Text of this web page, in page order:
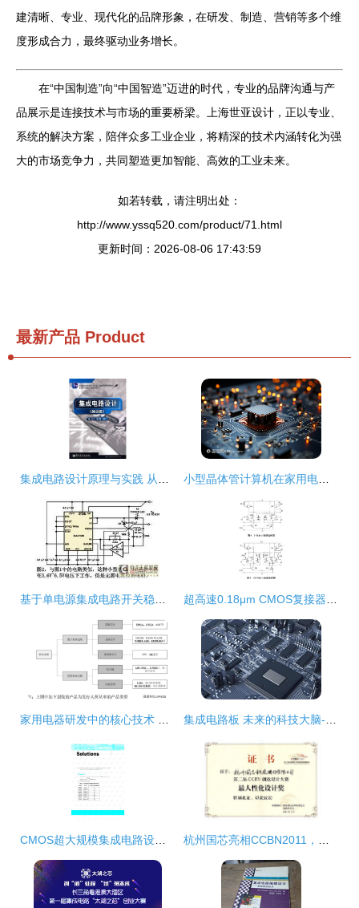
建清晰、专业、现代化的品牌形象，在研发、制造、营销等多个维
度形成合力，最终驱动业务增长。
在“中国制造”向“中国智造”迈进的时代，专业的品牌沟通与产
品展示是连接技术与市场的重要桥梁。上海世亚设计，正以专业、
系统的解决方案，陪伴众多工业企业，将精深的技术内涵转化为强
大的市场竞争力，共同塑造更加智能、高效的工业未来。
如若转载，请注明出处：
http://www.yssq520.com/product/71.html
更新时间：2026-08-06 17:43:59
最新产品 Product